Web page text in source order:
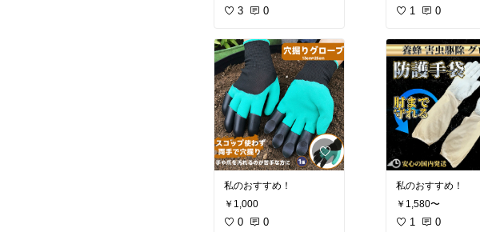
3 0
私のおすすめ！
￥1,000
0 0
1 0
私のおすすめ！
￥1,580〜
1 0